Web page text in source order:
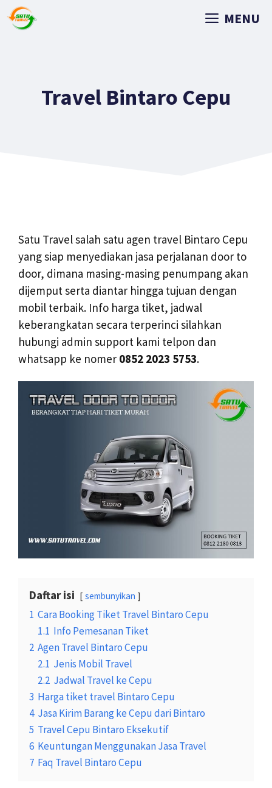
MENU
Travel Bintaro Cepu
Satu Travel salah satu agen travel Bintaro Cepu
yang siap menyediakan jasa perjalanan door to
door, dimana masing-masing penumpang akan
dijemput serta diantar hingga tujuan dengan
mobil terbaik. Info harga tiket, jadwal
keberangkatan secara terperinci silahkan
hubungi admin support kami telpon dan
whatsapp ke nomer 0852 2023 5753.
Daftar isi sembunyikan
1 Cara Booking Tiket Travel Bintaro Cepu
1.1 Info Pemesanan Tiket
2 Agen Travel Bintaro Cepu
2.1 Jenis Mobil Travel
2.2 Jadwal Travel ke Cepu
3 Harga tiket travel Bintaro Cepu
4 Jasa Kirim Barang ke Cepu dari Bintaro
5 Travel Cepu Bintaro Eksekutif
6 Keuntungan Menggunakan Jasa Travel
7 Faq Travel Bintaro Cepu